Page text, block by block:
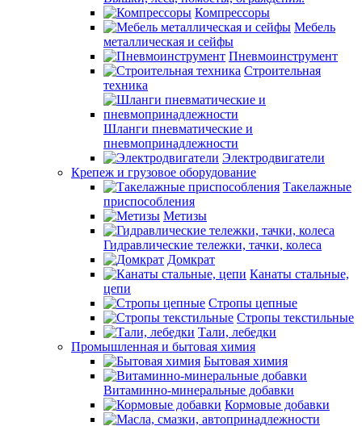
Компрессоры
Мебель
металлическая и сейфы
Пневмоинструмент
Строительная
техника
Шланги пневматические и
пневмопринадлежности
Электродвигатели
Крепеж и грузовое оборудование
Такелажные
приспособления
Метизы
Гидравлические тележки, тачки, колеса
Домкрат
Канаты стальные,
цепи
Стропы цепные
Стропы текстильные
Тали, лебедки
Промышленная и бытовая химия
Бытовая химия
Витаминно-минеральные добавки
Кормовые добавки